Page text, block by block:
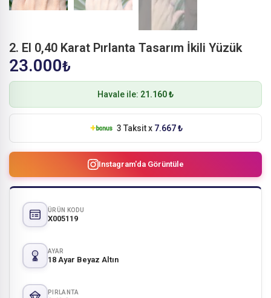
2. El 0,40 Karat Pırlanta Tasarım İkili Yüzük
23.000₺
Havale ile: 21.160 ₺
3 Taksit x 7.667 ₺
Instagram'da Görüntüle
ÜRÜN KODU
X005119
AYAR
18 Ayar Beyaz Altın
PIRLANTA